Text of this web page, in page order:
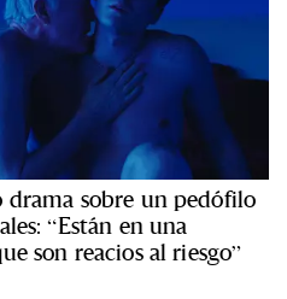
drama sobre un pedófilo
“Están en una
son reacios al riesgo”